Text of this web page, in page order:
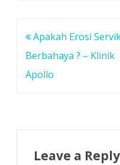
Post
navigation
Apakah Erosi
Berbahaya ? – Klinik
Apollo
Leave a Reply